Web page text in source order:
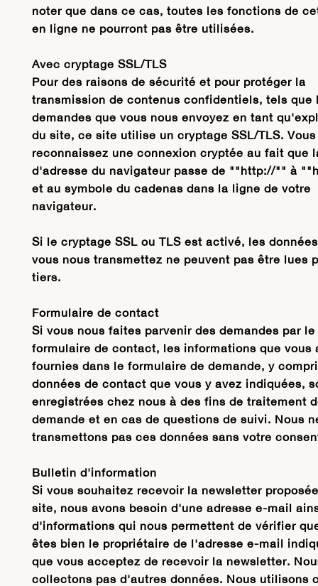
noter que dans ce cas, toutes les fonctions de
en ligne ne pourront pas être utilisées.
Avec cryptage SSL/TLS
Pour des raisons de sécurité et pour protéger la
transmission de contenus confidentiels, tels que
demandes que vous nous envoyez en tant
du site, ce site utilise un cryptage SSL/TLS. Vous
reconnaissez une connexion cryptée au fait que
d'adresse du navigateur passe de ""http://"" à
et au symbole du cadenas dans la ligne de votre
navigateur.
Si le cryptage SSL ou TLS est activé, les
vous nous transmettez ne peuvent pas être lues
tiers.
Formulaire de contact
Si vous nous faites parvenir des demandes par
formulaire de contact, les informations que vous
fournies dans le formulaire de demande, y
données de contact que vous y avez indiquées,
enregistrées chez nous à des fins de traitement
demande et en cas de questions de suivi. Nous
transmettons pas ces données sans votre
Bulletin d'information
Si vous souhaitez recevoir la newsletter
site, nous avons besoin d'une adresse e-mail
d'informations qui nous permettent de vérifier
êtes bien le propriétaire de l'adresse e-mail
que vous acceptez de recevoir la newsletter.
collectons pas d'autres données. Nous utilisons